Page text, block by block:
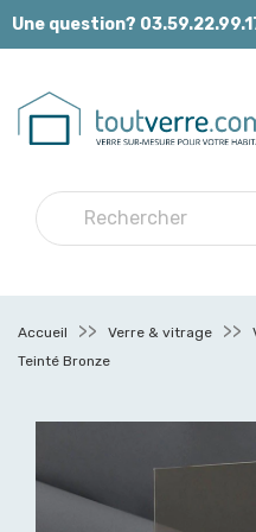
Panneau de gestion des
Une question?
Accueil Verre & vitrage
Teinté Bronze